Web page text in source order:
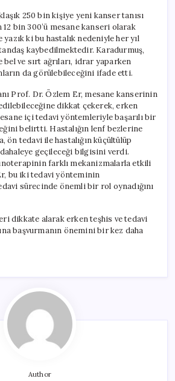
250 bin kişiye yeni kanser tanısı
bin 300’ü mesane kanseri olarak
ki bu hastalık nedeniyle her yıl
kaybedilmektedir. Karadurmuş,
ve sırt ağrıları, idrar yaparken
da görülebileceğini ifade etti.
Prof. Dr. Özlem Er, mesane kanserinin
dikkat çekerek, erken
içi tedavi yöntemleriyle başarılı bir
belirtti. Hastalığın lenf bezlerine
ön tedavi ile hastalığın küçültülüp
geçileceği bilgisini verdi.
farklı mekanizmalarla etkili
bu iki tedavi yönteminin
sürecinde önemli bir rol oynadığını
dikkate alarak erken teşhis ve tedavi
başvurmanın önemini bir kez daha
Author